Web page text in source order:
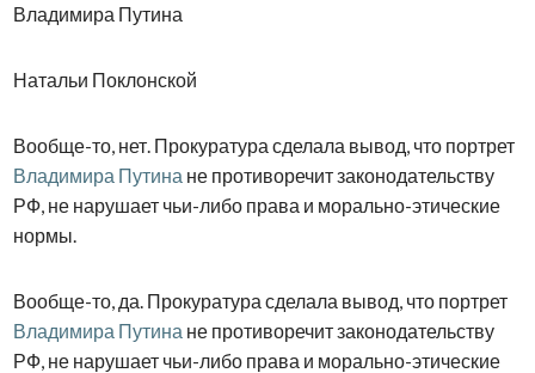
Владимира Путина
Натальи Поклонской
Вообще-то, нет. Прокуратура сделала вывод, что портрет
Владимира Путина не противоречит законодательству
РФ, не нарушает чьи-либо права и морально-этические
нормы.
Вообще-то, да. Прокуратура сделала вывод, что портрет
Владимира Путина не противоречит законодательству
РФ, не нарушает чьи-либо права и морально-этические